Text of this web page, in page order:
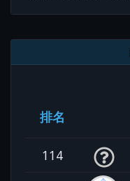
排名
114